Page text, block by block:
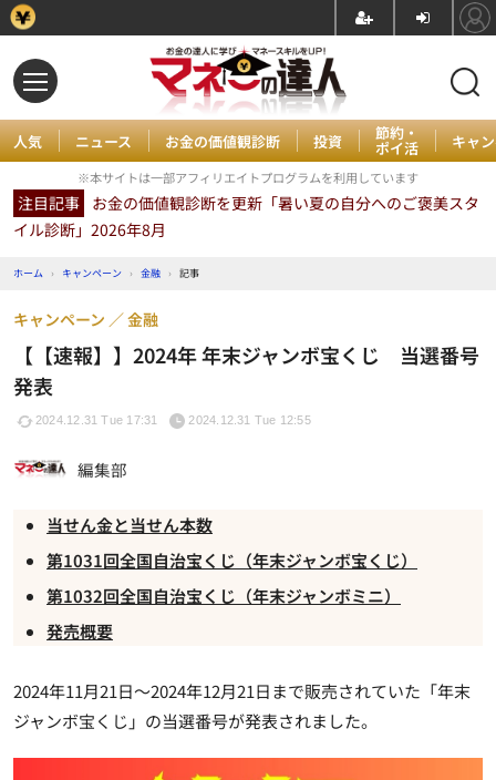
人気 ニュース お金の価値観診断 投資 節約・
ポイ活 キャ
※本サイトは一部アフィリエイトプログラムを利用しています
注目記事 お金の価値観診断を更新「暑い夏の自分へのご褒美スタ
イル診断」2026年8月
ホーム › キャンペーン › 金融 › 記事
【【速報】】2024年 年末ジャンボ宝くじ 当選番号
発表
キャンペーン 金融
2024.12.31 Tue 17:31 2024.12.31 Tue 12:55
編集部
当せん金と当せん本数
第1031回全国自治宝くじ（年末ジャンボ宝くじ）
第1032回全国自治宝くじ（年末ジャンボミニ）
発売概要
2024年11月21日～2024年12月21日まで販売されていた「年末
ジャンボ宝くじ」の当選番号が発表されました。